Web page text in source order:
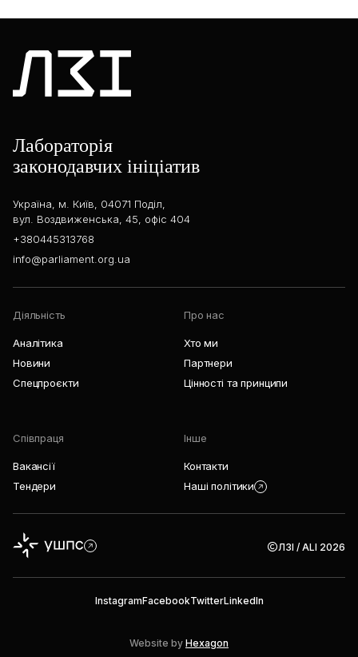
Лабораторія
законодавчих ініціатив
Україна, м. Київ, 04071 Поділ,
вул. Воздвиженська, 45, офіс 404
+380445313768
info@parliament.org.ua
Діяльність
Аналітика
Новини
Спецпроєкти
Про нас
Хто ми
Партнери
Цінності та принципи
Співпраця
Вакансії
Тендери
Інше
Контакти
Наші політики
ЛЗІ / ALI 2026
InstagramFacebookTwitterLinkedIn
Website by Hexagon